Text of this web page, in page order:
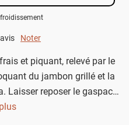
of 5.Noter
et piquant, relevé par le
du jambon grillé et la
Laisser reposer le gaspacho
bien se mélanger et de